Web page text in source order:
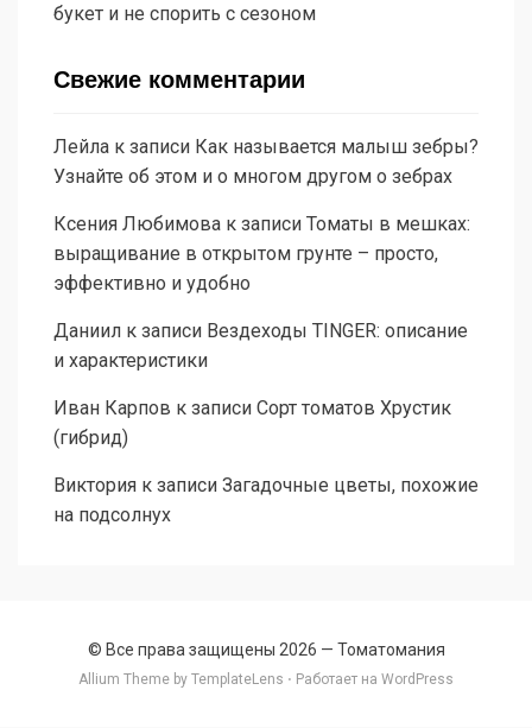
букет и не спорить с сезоном
Свежие комментарии
Лейла к записи Как называется малыш зебры?
Узнайте об этом и о многом другом о зебрах
Ксения Любимова к записи Томаты в мешках:
выращивание в открытом грунте – просто,
эффективно и удобно
Даниил к записи Вездеходы TINGER: описание
и характеристики
Иван Карпов к записи Сорт томатов Хрустик
(гибрид)
Виктория к записи Загадочные цветы, похожие
на подсолнух
© Все права защищены 2026 — Томатомания
Allium Theme by TemplateLens ⋅ Работает на WordPress